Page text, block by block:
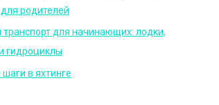
родителей
транспорт для начинающих: лодки,
гидроциклы
в яхтинге